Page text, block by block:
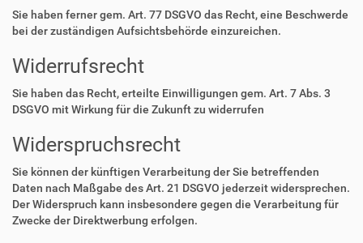
Sie haben ferner gem. Art. 77 DSGVO das Recht, eine Beschwerde
bei der zuständigen Aufsichtsbehörde einzureichen.
Widerrufsrecht
Sie haben das Recht, erteilte Einwilligungen gem. Art. 7 Abs. 3
DSGVO mit Wirkung für die Zukunft zu widerrufen
Widerspruchsrecht
Sie können der künftigen Verarbeitung der Sie betreffenden
Daten nach Maßgabe des Art. 21 DSGVO jederzeit widersprechen.
Der Widerspruch kann insbesondere gegen die Verarbeitung für
Zwecke der Direktwerbung erfolgen.